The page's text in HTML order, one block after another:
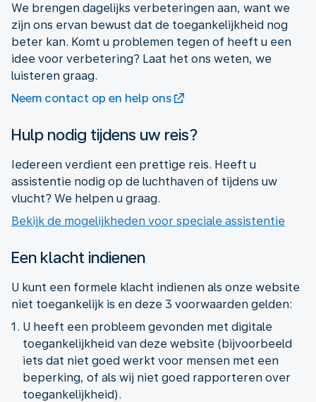
We brengen dagelijks verbeteringen aan, want we
zijn ons ervan bewust dat de toegankelijkheid nog
beter kan. Komt u problemen tegen of heeft u een
idee voor verbetering? Laat het ons weten, we
luisteren graag.
Neem contact op en help ons
Hulp nodig tijdens uw reis?
Iedereen verdient een prettige reis. Heeft u
assistentie nodig op de luchthaven of tijdens uw
vlucht? We helpen u graag.
Bekijk de mogelijkheden voor speciale assistentie
Een klacht indienen
U kunt een formele klacht indienen als onze website
niet toegankelijk is en deze 3 voorwaarden gelden:
U heeft een probleem gevonden met digitale
toegankelijkheid van deze website (bijvoorbeeld
iets dat niet goed werkt voor mensen met een
beperking, of als wij niet goed rapporteren over
toegankelijkheid).